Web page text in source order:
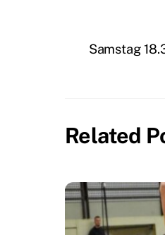
Samstag
Related